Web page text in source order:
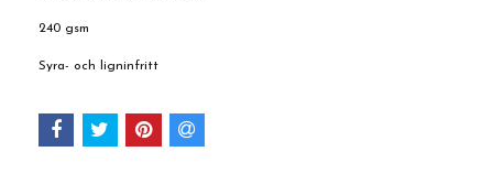
240 gsm
Syra- och ligninfritt